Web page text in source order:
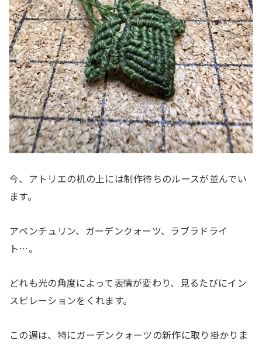
今、アトリエの机の上には制作待ちのルースが並んでい
ます。
アベンチュリン、ガーデンクォーツ、ラブラドライ
ト…。
どれも光の角度によって表情が変わり、見るたびにイン
スピレーションをくれます。
この週は、特にガーデンクォーツの新作に取り掛かりま